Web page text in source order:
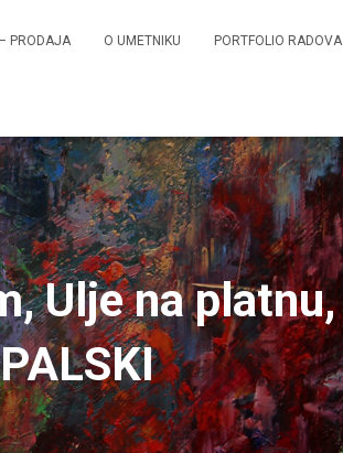
PRODAJA O UMETNIKU PORTFOLIO RADOVA
Ulje na platnu,